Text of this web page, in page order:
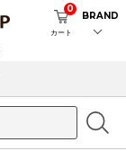
カート
0
BRAND